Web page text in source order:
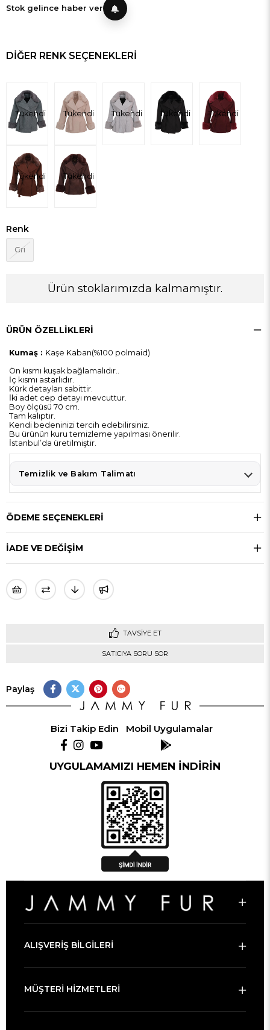
Stok gelince haber ver
DIĞER RENK SEÇENEKLERI
Tükendi Tükendi Tükendi Tükendi Tükendi
Tükendi Tükendi
Renk
Gri
Ürün stoklarımızda kalmamıştır.
ÜRÜN ÖZELLIKLERI
Kumaş : Kaşe Kaban(%100 polmaid)
Ön kısmı kuşak bağlamalıdır..
İç kısmı astarlıdır.
Kürk detayları sabittir.
İki adet cep detayı mevcuttur.
Boy ölçüsü 70 cm.
Tam kalıptır.
Kendi bedeninizi tercih edebilirsiniz.
Bu ürünün kuru temizleme yapılması önerilir.
İstanbul’da üretilmiştir.
Temizlik ve Bakım Talimatı
ÖDEME SEÇENEKLERI
İADE VE DEĞİŞİM
TAVSIYE ET
SATICIYA SORU SOR
Paylaş
Bizi Takip Edin Mobil Uygulamalar
UYGULAMAMIZI HEMEN İNDİRİN
ALIŞVERİŞ BİLGİLERİ
MÜŞTERİ HİZMETLERİ